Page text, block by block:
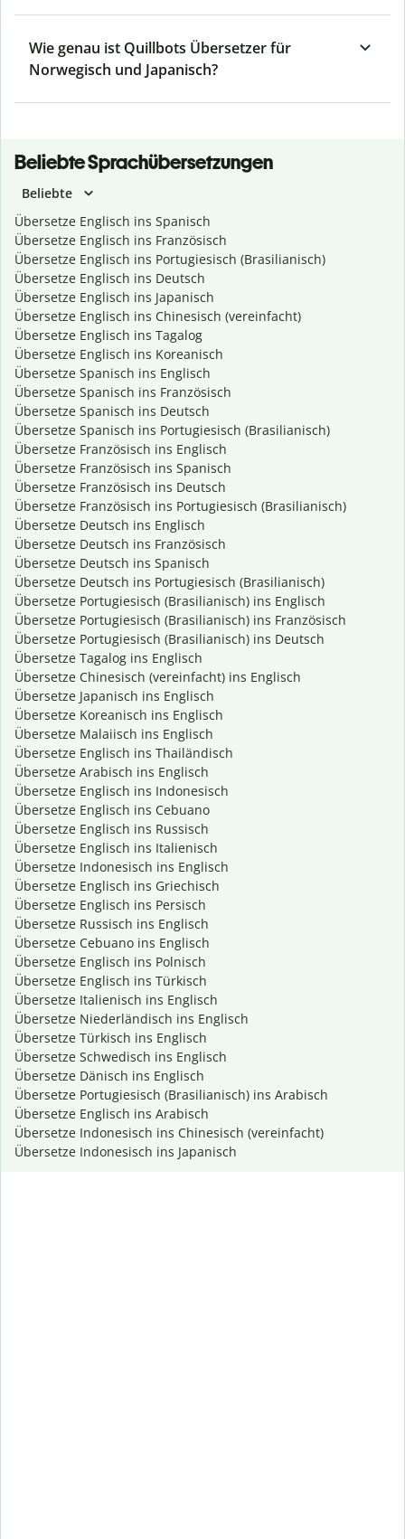
Wie genau ist Quillbots Übersetzer für
Norwegisch und Japanisch?
Beliebte Sprachübersetzungen
Beliebte
Übersetze Englisch ins Spanisch
Übersetze Englisch ins Französisch
Übersetze Englisch ins Portugiesisch (Brasilianisch)
Übersetze Englisch ins Deutsch
Übersetze Englisch ins Japanisch
Übersetze Englisch ins Chinesisch (vereinfacht)
Übersetze Englisch ins Tagalog
Übersetze Englisch ins Koreanisch
Übersetze Spanisch ins Englisch
Übersetze Spanisch ins Französisch
Übersetze Spanisch ins Deutsch
Übersetze Spanisch ins Portugiesisch (Brasilianisch)
Übersetze Französisch ins Englisch
Übersetze Französisch ins Spanisch
Übersetze Französisch ins Deutsch
Übersetze Französisch ins Portugiesisch (Brasilianisch)
Übersetze Deutsch ins Englisch
Übersetze Deutsch ins Französisch
Übersetze Deutsch ins Spanisch
Übersetze Deutsch ins Portugiesisch (Brasilianisch)
Übersetze Portugiesisch (Brasilianisch) ins Englisch
Übersetze Portugiesisch (Brasilianisch) ins Französisch
Übersetze Portugiesisch (Brasilianisch) ins Deutsch
Übersetze Tagalog ins Englisch
Übersetze Chinesisch (vereinfacht) ins Englisch
Übersetze Japanisch ins Englisch
Übersetze Koreanisch ins Englisch
Übersetze Malaiisch ins Englisch
Übersetze Englisch ins Thailändisch
Übersetze Arabisch ins Englisch
Übersetze Englisch ins Indonesisch
Übersetze Englisch ins Cebuano
Übersetze Englisch ins Russisch
Übersetze Englisch ins Italienisch
Übersetze Indonesisch ins Englisch
Übersetze Englisch ins Griechisch
Übersetze Englisch ins Persisch
Übersetze Russisch ins Englisch
Übersetze Cebuano ins Englisch
Übersetze Englisch ins Polnisch
Übersetze Englisch ins Türkisch
Übersetze Italienisch ins Englisch
Übersetze Niederländisch ins Englisch
Übersetze Türkisch ins Englisch
Übersetze Schwedisch ins Englisch
Übersetze Dänisch ins Englisch
Übersetze Portugiesisch (Brasilianisch) ins Arabisch
Übersetze Englisch ins Arabisch
Übersetze Indonesisch ins Chinesisch (vereinfacht)
Übersetze Indonesisch ins Japanisch